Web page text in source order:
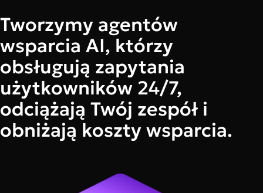
Tworzymy agentów
wsparcia AI, którzy
obsługują zapytania
użytkowników 24/7,
odciążają Twój zespół i
obniżają koszty wsparcia.